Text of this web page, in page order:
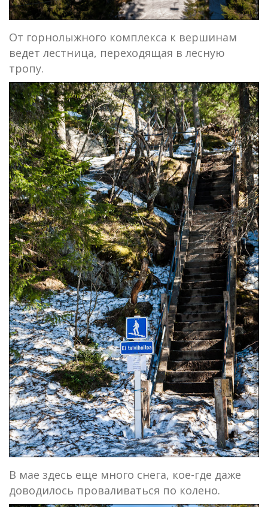
От горнолыжного комплекса к вершинам
ведет лестница, переходящая в лесную
тропу.
В мае здесь еще много снега, кое-где даже
доводилось проваливаться по колено.